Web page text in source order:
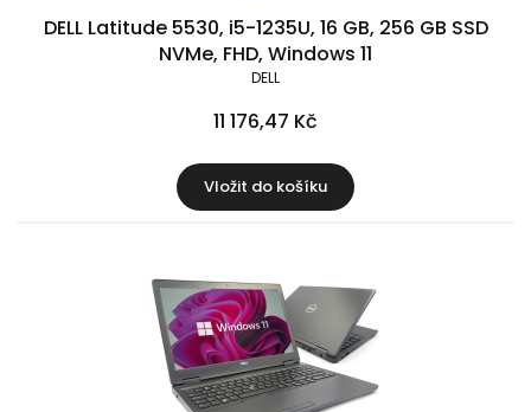
DELL Latitude 5530, i5-1235U, 16 GB, 256 GB SSD
NVMe, FHD, Windows 11
DELL
11 176,47 Kč
Vložit do košíku